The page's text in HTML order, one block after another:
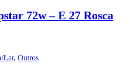
72w – E 27 Rosca
Lar, Outros